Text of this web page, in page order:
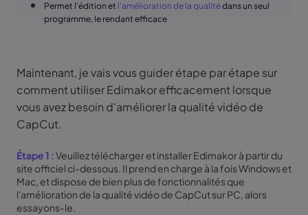
Permet l'édition et l'amélioration de la qualitédans un seul
programme, le rendant efficace
Maintenant, je vais vous guider étape par étape sur
comment utiliser Edimakor efficacement lorsque
vous avez besoin d'améliorer la qualité vidéo de
CapCut.
Étape 1 :Veuillez télécharger et installer Edimakor à partir du
site officiel ci-dessous. Il prend en charge à la fois Windows et
Mac, et dispose de bien plus de fonctionnalités que
l'amélioration de la qualité vidéo de CapCut sur PC, alors
essayons-le.